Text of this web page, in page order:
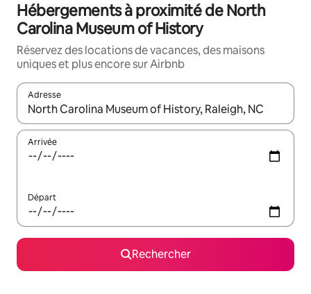
Hébergements à proximité de North
Carolina Museum of History
Réservez des locations de vacances, des maisons
uniques et plus encore sur Airbnb
Adresse
Lorsque les résultats s'affichent, utilisez les flèches vers le
Arrivée
Départ
Rechercher